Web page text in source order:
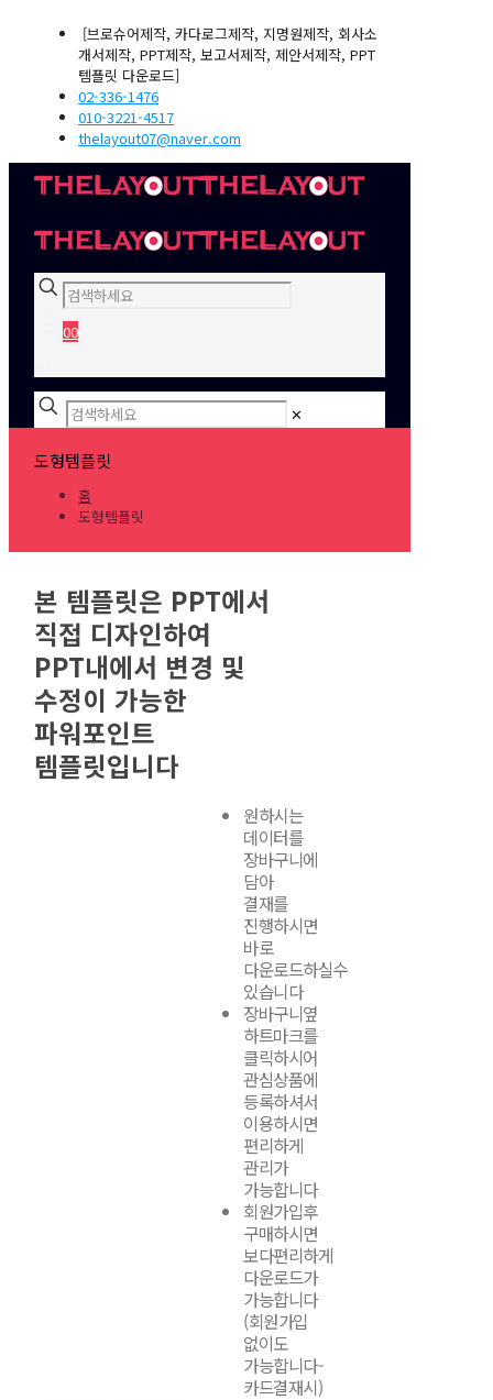
[브로슈어제작, 카다로그제작, 지명원제작, 회사소
개서제작, PPT제작, 보고서제작, 제안서제작, PPT
템플릿 다운로드]
02-336-1476
010-3221-4517
thelayout07@naver.com
00
✕
도형템플릿
홈
도형템플릿
본 템플릿은 PPT에서
직접 디자인하여
PPT내에서 변경 및
수정이 가능한
파워포인트
템플릿입니다
원하시는
데이터를
장바구니에
담아
결재를
진행하시면
바로
다운로드하실수
있습니다
장바구니옆
하트마크를
클릭하시어
관심상품에
등록하셔서
이용하시면
편리하게
관리가
가능합니다
회원가입후
구매하시면
보다편리하게
다운로드가
가능합니다
(회원가입
없이도
가능합니다-
카드결재시)